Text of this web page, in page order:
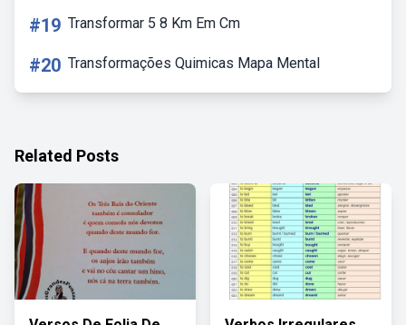
#19 Transformar 5 8 Km Em Cm
#20 Transformações Quimicas Mapa Mental
Related Posts